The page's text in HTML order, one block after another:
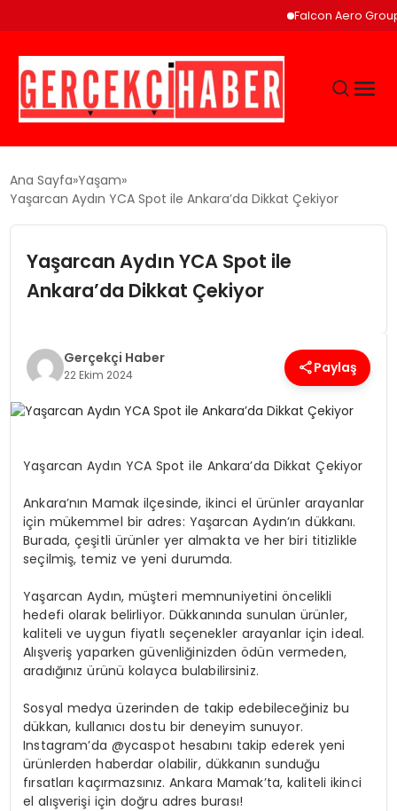
Falcon Aero Group,
GÜNCEL
EĞITIM
EKONOMI
SAĞLIK
YAŞAM
Ana Sayfa Yaşam
Yaşarcan Aydın YCA Spot ile Ankara’da Dikkat Çekiyor
Yaşarcan Aydın YCA Spot ile
Ankara’da Dikkat Çekiyor
Gerçekçi Haber
22 Ekim 2024 Paylaş
Yaşarcan Aydın YCA Spot ile Ankara’da Dikkat Çekiyor
Ankara’nın Mamak ilçesinde, ikinci el ürünler arayanlar
için mükemmel bir adres: Yaşarcan Aydın’ın dükkanı.
Burada, çeşitli ürünler yer almakta ve her biri titizlikle
seçilmiş, temiz ve yeni durumda.
Yaşarcan Aydın, müşteri memnuniyetini öncelikli
hedefi olarak belirliyor. Dükkanında sunulan ürünler,
kaliteli ve uygun fiyatlı seçenekler arayanlar için ideal.
Alışveriş yaparken güvenliğinizden ödün vermeden,
aradığınız ürünü kolayca bulabilirsiniz.
Sosyal medya üzerinden de takip edebileceğiniz bu
dükkan, kullanıcı dostu bir deneyim sunuyor.
Instagram’da @ycaspot hesabını takip ederek yeni
ürünlerden haberdar olabilir, dükkanın sunduğu
fırsatları kaçırmazsınız. Ankara Mamak’ta, kaliteli ikinci
el alışverişi için doğru adres burası!